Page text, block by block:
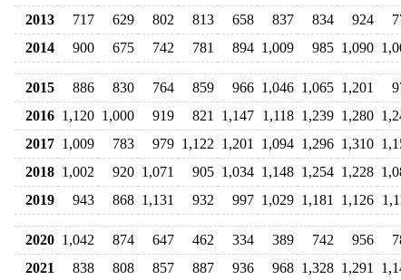
2013
717 629 802 813 658 837 834 924
2014
900 675 742 781 894 1,009 985 1,090
2015 886 830 764 859 966 1,046 1,065 1,201
2016 1,120 1,000 919 821 1,147 1,118 1,239 1,280
2017 1,009 783 979 1,122 1,201 1,094 1,296 1,310
2018 1,002 920 1,071 905 1,034 1,148 1,254 1,228
2019
943 868 1,131 932 997 1,029 1,181 1,126
2020 1,042 874 647 462 334 389 742 956
2021
838 808 857 887 936 968 1,328 1,291